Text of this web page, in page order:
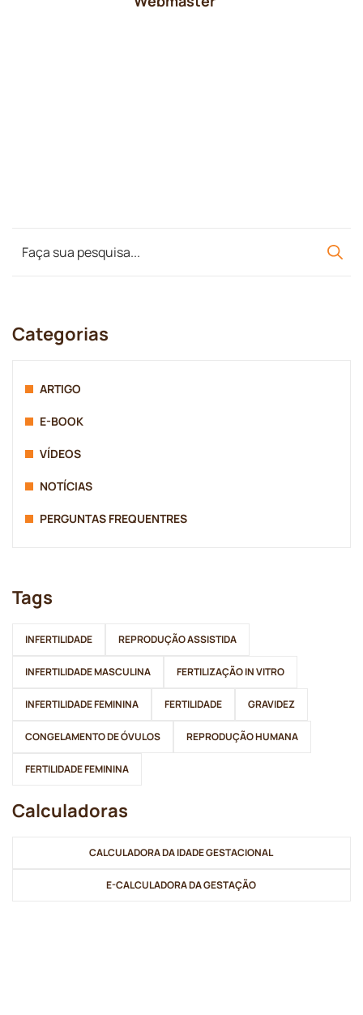
Categorias
ARTIGO
E-BOOK
VÍDEOS
NOTÍCIAS
PERGUNTAS FREQUENTRES
Tags
INFERTILIDADE REPRODUÇÃO ASSISTIDA
INFERTILIDADE MASCULINA FERTILIZAÇÃO IN VITRO
INFERTILIDADE FEMININA FERTILIDADE GRAVIDEZ
CONGELAMENTO DE ÓVULOS REPRODUÇÃO HUMANA
FERTILIDADE FEMININA
Calculadoras
CALCULADORA DA IDADE GESTACIONAL
E-CALCULADORA DA GESTAÇÃO